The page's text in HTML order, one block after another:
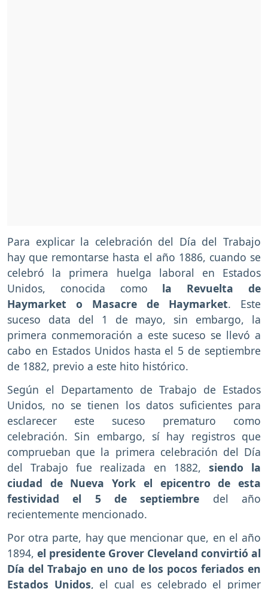
Para explicar la celebración del Día del Trabajo
hay que remontarse hasta el año 1886, cuando se
celebró la primera huelga laboral en Estados
Unidos, conocida como la Revuelta de
Haymarket o Masacre de Haymarket. Este
suceso data del 1 de mayo, sin embargo, la
primera conmemoración a este suceso se llevó a
cabo en Estados Unidos hasta el 5 de septiembre
de 1882, previo a este hito histórico.
Según el Departamento de Trabajo de Estados
Unidos, no se tienen los datos suficientes para
esclarecer este suceso prematuro como
celebración. Sin embargo, sí hay registros que
comprueban que la primera celebración del Día
del Trabajo fue realizada en 1882, siendo la
ciudad de Nueva York el epicentro de esta
festividad el 5 de septiembre del año
recientemente mencionado.
Por otra parte, hay que mencionar que, en el año
1894, el presidente Grover Cleveland convirtió al
Día del Trabajo en uno de los pocos feriados en
Estados Unidos, el cual es celebrado el primer